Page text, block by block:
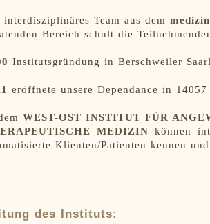
interdisziplinäres Team aus dem
Bereich schult die
Institutsgründung in Berschweiler
eröffnete unsere Dependance in
WEST-OST INSTITUT FÜR
MEDIZIN können
Klienten/Patienten kennen
des Instituts: